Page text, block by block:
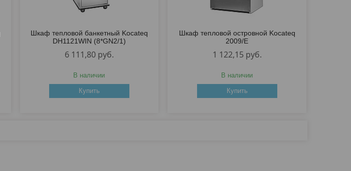
Шкаф тепловой банкетный Kocateq
DH1121WIN (8*GN2/1)
6 111,80 руб.
В наличии
Купить
Шкаф тепловой островной Kocateq
2009/E
1 122,15 руб.
В наличии
Купить